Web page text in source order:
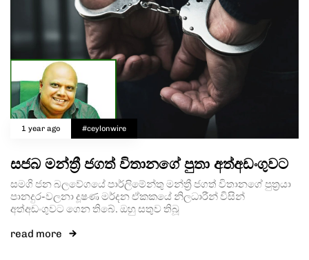
1 year ago #ceylonwire
සජබ මන්ත්‍රී ජගත් විතානගේ පුතා අත්අඩංගුවට
සමගි ජන බලවේගයේ පාර්ලිමේන්තු මන්ත්‍රී ජගත් විතානගේ පුත්‍රයා
පානදුර-වලනා දූෂණ මර්දන ඒකකයේ නිලධාරීන් විසින්
අත්අඩංගුවට ගෙන තිබේ. ඔහු සතුව තිබූ
read more